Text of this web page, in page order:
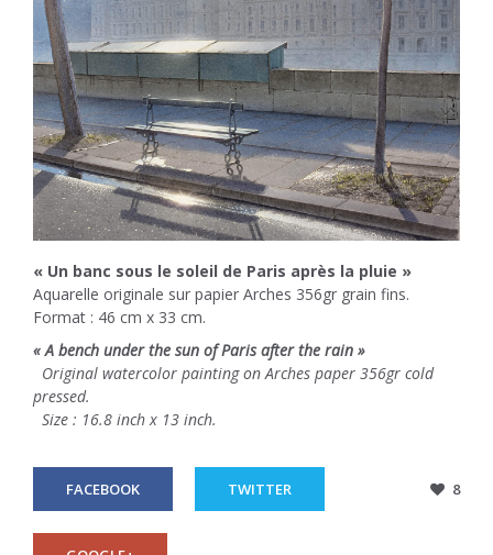
« Un banc sous le soleil de Paris après la pluie »
Aquarelle originale sur papier Arches 356gr grain fins.
Format : 46 cm x 33 cm.
« A bench under the sun of Paris after the rain »
Original watercolor painting on Arches paper 356gr cold
pressed.
Size : 16.8 inch x 13 inch.
FACEBOOK TWITTER 8